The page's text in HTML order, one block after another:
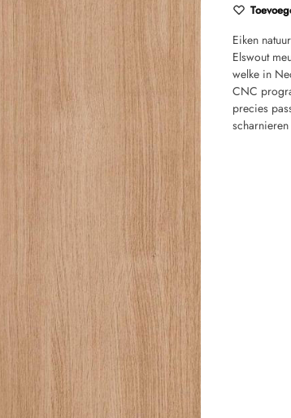
Eiken
Elswout
welke in
CNC
precies
scharnieren